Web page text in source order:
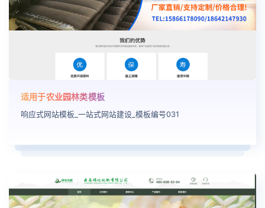
适用于农业园林类模板
响应式网站模板_一站式网站建设_模板编号031